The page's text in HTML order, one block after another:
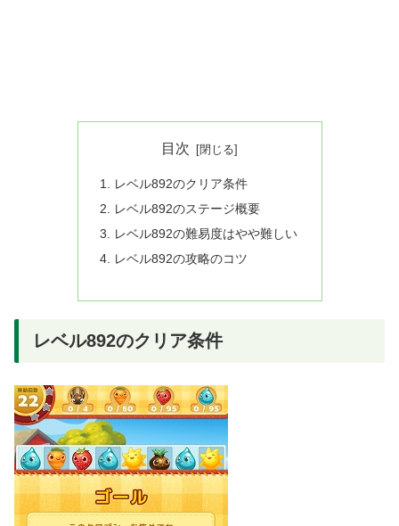
目次
レベル892のクリア条件
レベル892のステージ概要
レベル892の難易度はやや難しい
レベル892の攻略のコツ
レベル892のクリア条件